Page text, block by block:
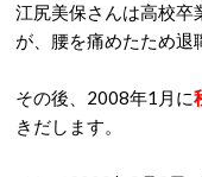
江尻美保さんは高校卒
が、腰を痛めたため退
その後、2008年1月に
きだします。